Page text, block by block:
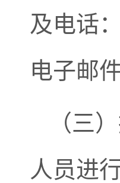
及电话
电子邮
（三
人员进